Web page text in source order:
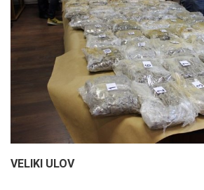
VELIKI ULOV